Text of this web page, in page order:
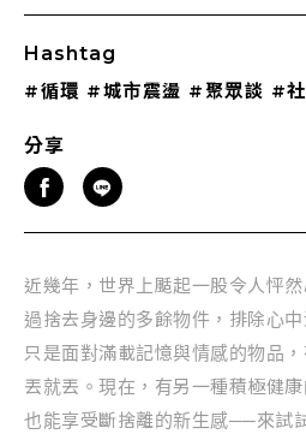
Hashtag
#循環 #城市震盪 #聚眾談 #
分享
近幾年，世界上颳起一股令人怦
過捨去身邊的多餘物件，排除心
只是面對滿載記憶與情感的物品
丟就丟。現在，有另一種積極健
也能享受斷捨離的新生感──來試